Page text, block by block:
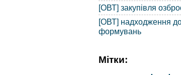
[ОВТ] закупівля
[ОВТ] надходження
формувань
Мітки: